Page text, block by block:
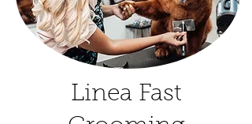
Linea Fast